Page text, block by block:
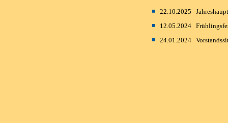
22.10.2025
12.05.2024
24.01.2024